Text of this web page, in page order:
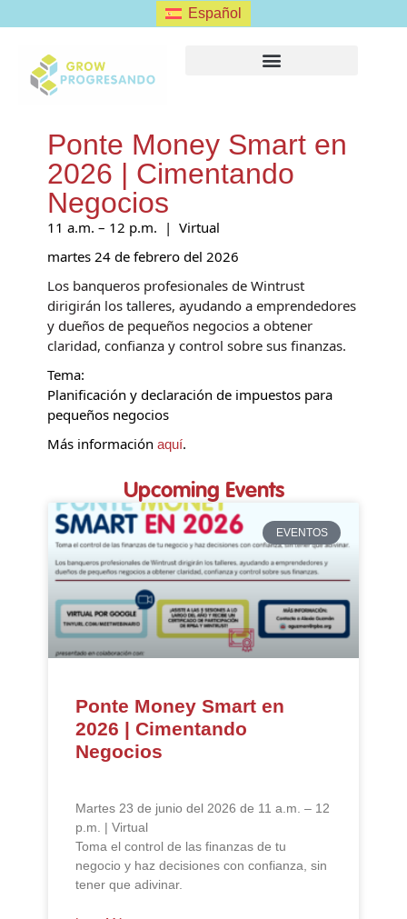
Español
Ponte Money Smart en
2026 | Cimentando
Negocios
11 a.m. – 12 p.m. | Virtual
martes 24 de febrero del 2026
Los banqueros profesionales de Wintrust
dirigirán los talleres, ayudando a emprendedores
y dueños de pequeños negocios a obtener
claridad, confianza y control sobre sus finanzas.
Tema:
Planificación y declaración de impuestos para
pequeños negocios
Más información aquí.
Upcoming Events
EVENTOS
Ponte Money Smart en
2026 | Cimentando
Negocios
Martes 23 de junio del 2026 de 11 a.m. – 12
p.m. | Virtual
Toma el control de las finanzas de tu
negocio y haz decisiones con confianza, sin
tener que adivinar.